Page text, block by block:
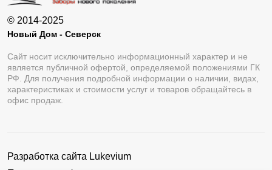
© 2014-2025
Новый Дом - Северск
Сайт носит исключительно информационный характер и не
является публичной офертой, определяемой положениями ГК
РФ. Для получения подробной информации о наличии, видах,
характеристиках и стоимости услуг и товаров обращайтесь в
офис продаж.
Разработка сайта Lukevium